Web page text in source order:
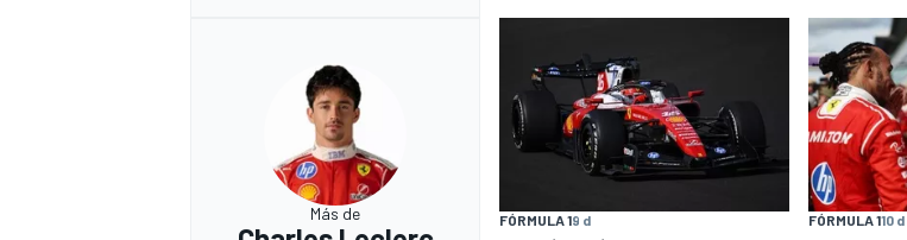
Más de FÓRMULA 19 d FÓRMULA 110 d